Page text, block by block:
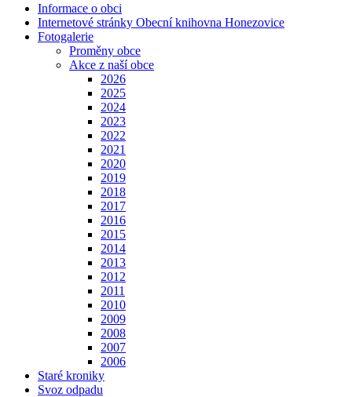
Informace o obci
Internetové stránky Obecní knihovna Honezovice
Fotogalerie
Proměny obce
Akce z naší obce
2026
2025
2024
2023
2022
2021
2020
2019
2018
2017
2016
2015
2014
2013
2012
2011
2010
2009
2008
2007
2006
Staré kroniky
Svoz odpadu